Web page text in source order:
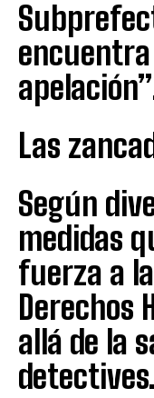
Las
Según
medidas
fuerza a
Derechos
allá de la
detectives.